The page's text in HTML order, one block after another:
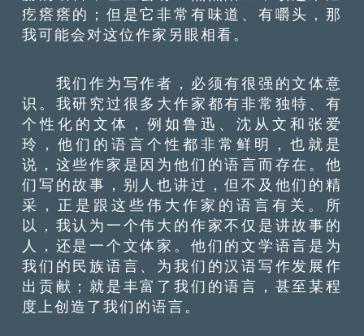
疙瘩瘩的；但是它非常有味道、有嚼头，那
我可能会对这位作家另眼相看。
我们作为写作者，必须有很强的文体意
识。我研究过很多大作家都有非常独特、有
个性化的文体，例如鲁迅、沈从文和张爱
玲，他们的语言个性都非常鲜明，也就是
说，这些作家是因为他们的语言而存在。他
们写的故事，别人也讲过，但不及他们的精
采，正是跟这些伟大作家的语言有关。所
以，我认为一个伟大的作家不仅是讲故事的
人，还是一个文体家。他们的文学语言是为
我们的民族语言、为我们的汉语写作发展作
出贡献；就是丰富了我们的语言，甚至某程
度上创造了我们的语言。